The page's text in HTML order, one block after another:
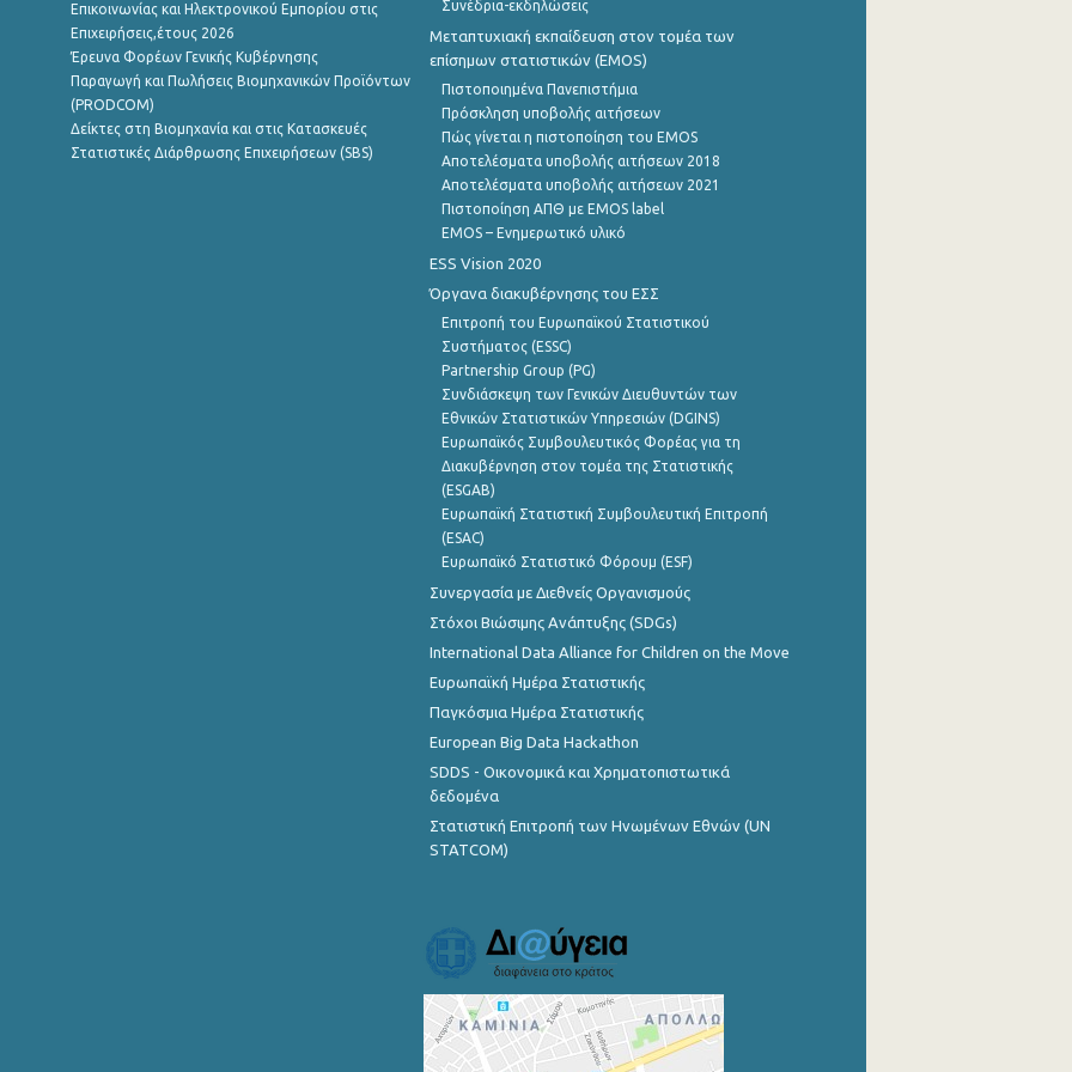
Επικοινωνίας και Ηλεκτρονικού Εμπορίου στις
Επιχειρήσεις,έτους 2026
Έρευνα Φορέων Γενικής Κυβέρνησης
Παραγωγή και Πωλήσεις Βιομηχανικών Προϊόντων
(PRODCOM)
Δείκτες στη Βιομηχανία και στις Κατασκευές
Στατιστικές Διάρθρωσης Επιχειρήσεων (SBS)
Συνέδρια-εκδηλώσεις
Μεταπτυχιακή εκπαίδευση στον τομέα των
επίσημων στατιστικών (EMOS)
Πιστοποιημένα Πανεπιστήμια
Πρόσκληση υποβολής αιτήσεων
Πώς γίνεται η πιστοποίηση του EMOS
Αποτελέσματα υποβολής αιτήσεων 2018
Αποτελέσματα υποβολής αιτήσεων 2021
Πιστοποίηση ΑΠΘ με EMOS label
EMOS – Ενημερωτικό υλικό
ESS Vision 2020
Όργανα διακυβέρνησης του ΕΣΣ
Επιτροπή του Ευρωπαϊκού Στατιστικού
Συστήματος (ESSC)
Partnership Group (PG)
Συνδιάσκεψη των Γενικών Διευθυντών των
Εθνικών Στατιστικών Υπηρεσιών (DGINS)
Ευρωπαϊκός Συμβουλευτικός Φορέας για τη
Διακυβέρνηση στον τομέα της Στατιστικής
(ESGAB)
Ευρωπαϊκή Στατιστική Συμβουλευτική Επιτροπή
(ESAC)
Ευρωπαϊκό Στατιστικό Φόρουμ (ESF)
Συνεργασία με Διεθνείς Οργανισμούς
Στόχοι Βιώσιμης Ανάπτυξης (SDGs)
International Data Alliance for Children on the Move
Ευρωπαϊκή Ημέρα Στατιστικής
Παγκόσμια Ημέρα Στατιστικής
European Big Data Hackathon
SDDS - Οικονομικά και Χρηματοπιστωτικά
δεδομένα
Στατιστική Επιτροπή των Ηνωμένων Εθνών (UN
STATCOM)